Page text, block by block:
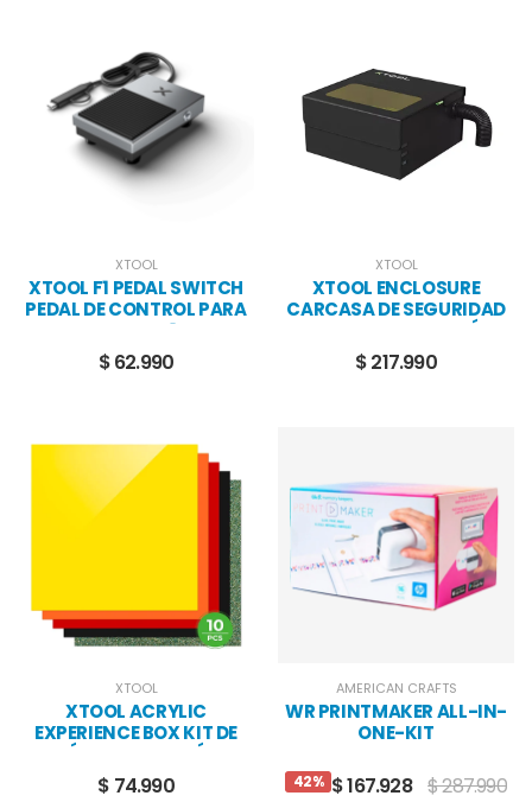
XTOOL
XTOOL F1 PEDAL SWITCH
PEDAL DE CONTROL PARA
XTOOL F1
$ 62.990
XTOOL
XTOOL ENCLOSURE
CARCASA DE SEGURIDAD
PARA GRABADORAS LÁSER
$ 217.990
XTOOL
XTOOL ACRYLIC
EXPERIENCE BOX KIT DE
ACRÍLICOS PARA LÁSER
$ 74.990
AMERICAN CRAFTS
WR PRINTMAKER ALL-IN-
ONE-KIT
42% $ 167.928 $ 287.990